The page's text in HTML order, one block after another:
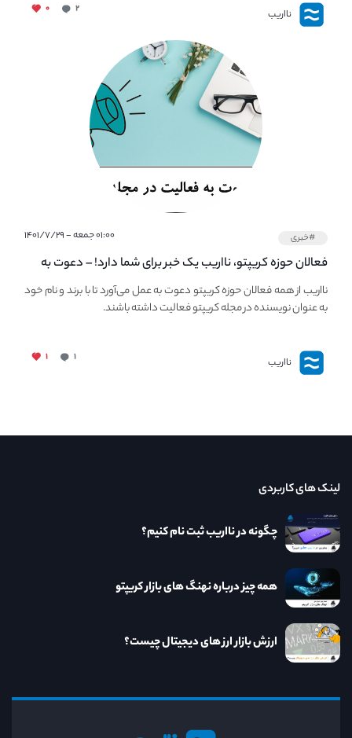
نااریب ۲ ۰
#خبری ۰۱:۰۰ جمعه - ۱۴۰۱/۷/۲۹
فعالان حوزه کریپتو، نااریب یک خبر برای شما دارد! – دعوت به
فعالیت در مجله کریپتو
نااریب از همه فعالان حوزه کریپتو دعوت به عمل می‌آورد تا با برند و نام خود
به عنوان نویسنده در مجله کریپتو فعالیت داشته باشند.
نااریب ۱ ۱
لینک های کاربردی
چگونه در نااریب ثبت نام کنیم؟
همه چیز درباره نهنگ های بازار کریپتو
ارزش بازار ارز های دیجیتال چیست؟